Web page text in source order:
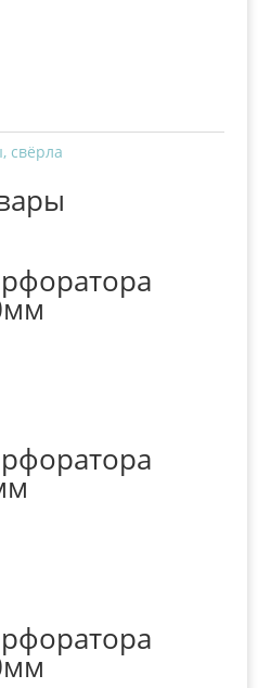
свёрла